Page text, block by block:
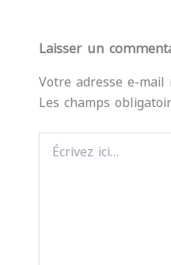
Laisser un
Votre adresse e-mail
Les champs
ici…